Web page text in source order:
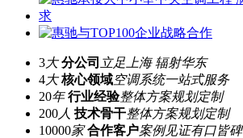
3大 分公司 立足上海 辐射华东
4大 核心领域空调系统一站式服务
20年 行业经验整体方案规划定制
200 人 技术骨干整体方案规划定制
10000家 合作客户案例见证有口皆碑